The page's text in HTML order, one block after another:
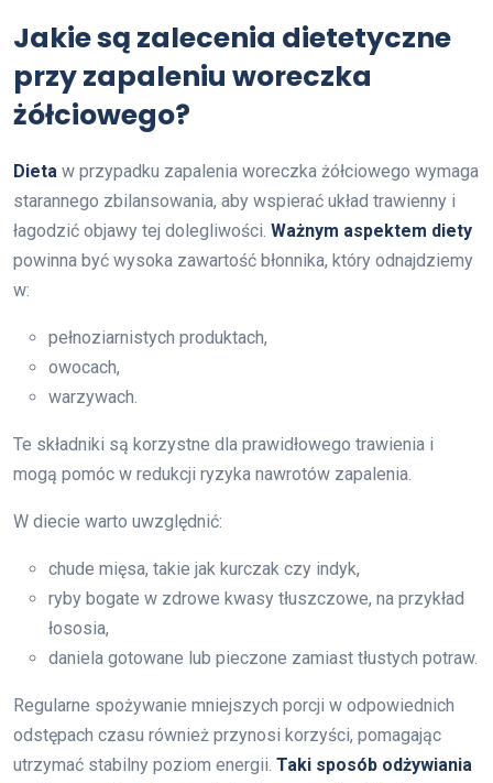
Jakie są zalecenia dietetyczne
przy zapaleniu woreczka
żółciowego?
Dieta w przypadku zapalenia woreczka żółciowego wymaga
starannego zbilansowania, aby wspierać układ trawienny i
łagodzić objawy tej dolegliwości. Ważnym aspektem diety
powinna być wysoka zawartość błonnika, który odnajdziemy
w:
pełnoziarnistych produktach,
owocach,
warzywach.
Te składniki są korzystne dla prawidłowego trawienia i
mogą pomóc w redukcji ryzyka nawrotów zapalenia.
W diecie warto uwzględnić:
chude mięsa, takie jak kurczak czy indyk,
ryby bogate w zdrowe kwasy tłuszczowe, na przykład
łososia,
daniela gotowane lub pieczone zamiast tłustych potraw.
Regularne spożywanie mniejszych porcji w odpowiednich
odstępach czasu również przynosi korzyści, pomagając
utrzymać stabilny poziom energii. Taki sposób odżywiania